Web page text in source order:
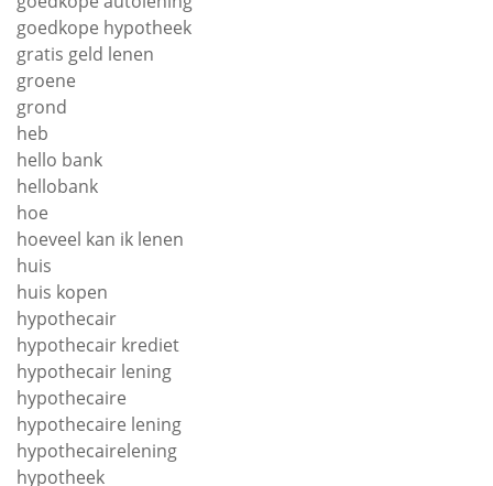
goedkope hypotheek
gratis geld lenen
groene
grond
heb
hello bank
hellobank
hoe
hoeveel kan ik lenen
huis
huis kopen
hypothecair
hypothecair krediet
hypothecair lening
hypothecaire
hypothecaire lening
hypothecairelening
hypotheek